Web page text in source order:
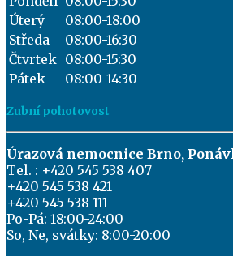
Úterý
08:00-18:00
Středa
08:00-16:30
Čtvrtek 08:00-15:30
Pátek
08:00-14:30
Zubní pohotovost
Úrazová nemocnice Brno,
Tel. : +420 545 538 407
+420 545 538 421
+420 545 538 111
Po-Pá: 18:00-24:00
So, Ne, svátky: 8:00-20:00